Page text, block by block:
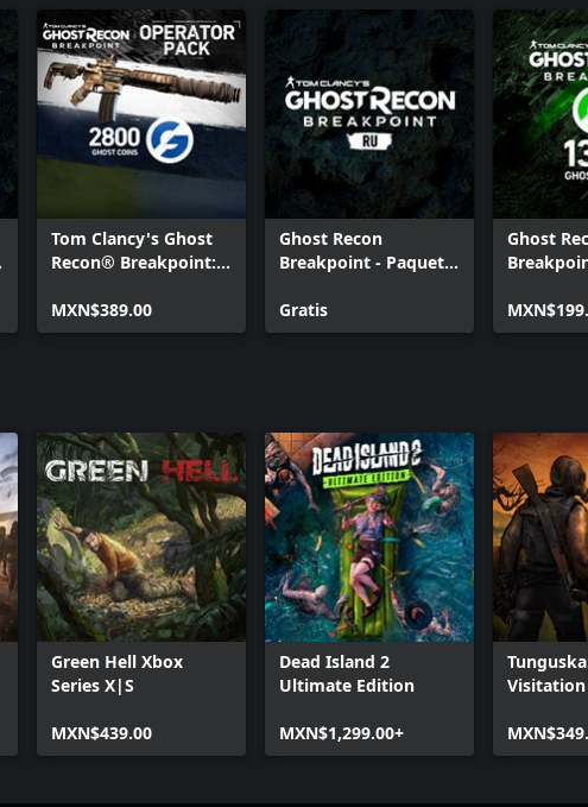
Tom Clancy's Ghost
Recon® Breakpoint:
MXN$389.00
Ghost Recon
Breakpoint - Paquete
Gratis
Ghost
Green Hell Xbox
Series X|S
MXN$439.00
Dead Island 2
Ultimate Edition
MXN$1,299.00+